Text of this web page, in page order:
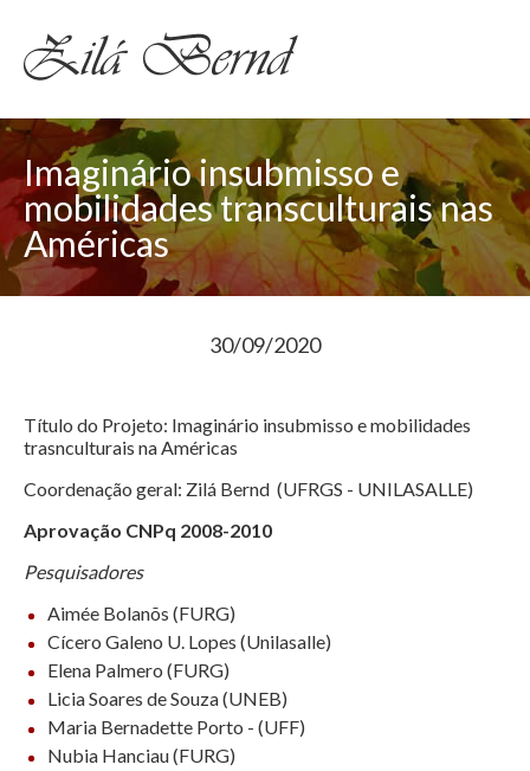
Imaginário insubmisso e
mobilidades transculturais nas
Américas
30/09/2020
Título do Projeto: Imaginário insubmisso e mobilidades
trasnculturais na Américas
Coordenação geral: Zilá Bernd (UFRGS - UNILASALLE)
Aprovação CNPq 2008-2010
Pesquisadores
Aimée Bolanõs (FURG)
Cícero Galeno U. Lopes (Unilasalle)
Elena Palmero (FURG)
Licia Soares de Souza (UNEB)
Maria Bernadette Porto - (UFF)
Nubia Hanciau (FURG)